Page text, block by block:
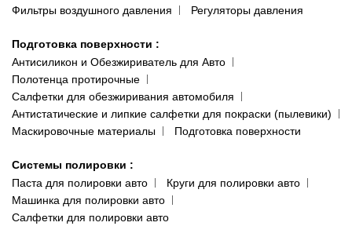
Фильтры воздушного давления
Регуляторы давления
Подготовка поверхности :
Антисиликон и Обезжириватель для Авто
Полотенца протирочные
Салфетки для обезжиривания автомобиля
Антистатические и липкие салфетки для покраски (пылевики)
Маскировочные материалы
Подготовка поверхности
Системы полировки :
Паста для полировки авто
Круги для полировки авто
Машинка для полировки авто
Салфетки для полировки авто